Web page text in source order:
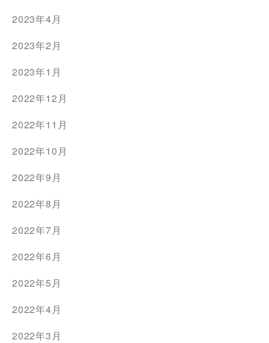
2023年4月
2023年2月
2023年1月
2022年12月
2022年11月
2022年10月
2022年9月
2022年8月
2022年7月
2022年6月
2022年5月
2022年4月
2022年3月